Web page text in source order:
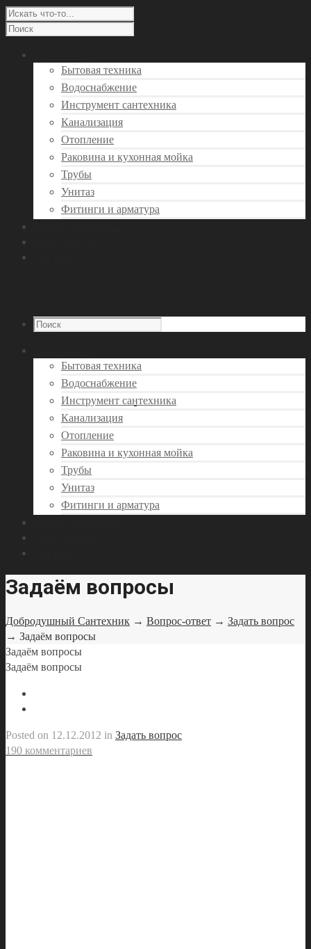
Бытовая техника
Водоснабжение
Инструмент сантехника
Канализация
Отопление
Раковина и кухонная мойка
Трубы
Унитаз
Фитинги и арматура
Бытовая техника
Водоснабжение
Инструмент сантехника
Канализация
Отопление
Раковина и кухонная мойка
Трубы
Унитаз
Фитинги и арматура
Задаём вопросы
Добродушный Сантехник → Вопрос-ответ → Задать вопрос
→ Задаём вопросы
Задаём вопросы
Задаём вопросы
Posted on 12.12.2012 in Задать вопрос
190 комментариев